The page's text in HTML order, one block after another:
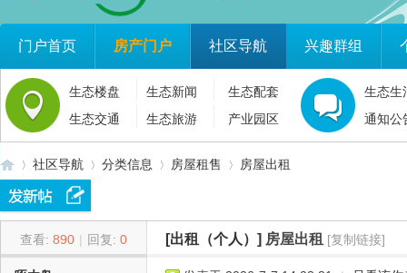
门户首页 房产门户 社区导航 兴趣群组
生态楼盘 生态新闻
生态配套
生态交通
生态旅游 产业园区
生态生
通知公
»
社区导航 分类信息 房屋租售
›
房屋出租
查看: 890 | 回复: 0 [出租（个人）] 房屋出租 [复制链接]